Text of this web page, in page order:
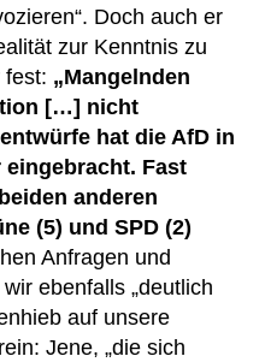
Doch auch er
zur Kenntnis zu
fest: „Mangelnden
[…] nicht
hat die AfD in
Fast
anderen
(5) und SPD (2)
Anfragen und
ebenfalls „deutlich
auf unsere
Jene, „die sich